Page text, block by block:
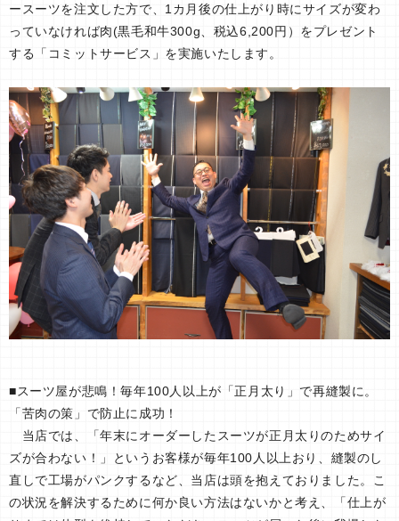
ースーツを注文した方で、1カ月後の仕上がり時にサイズが変わ
っていなければ肉(黒毛和牛300g、税込6,200円）をプレゼント
する「コミットサービス」を実施いたします。
■スーツ屋が悲鳴！毎年100人以上が「正月太り」で再縫製に。
「苦肉の策」で防止に成功！
当店では、「年末にオーダーしたスーツが正月太りのためサイ
ズが合わない！」というお客様が毎年100人以上おり、縫製のし
直しで工場がパンクするなど、当店は頭を抱えておりました。こ
の状況を解決するために何か良い方法はないかと考え、「仕上が